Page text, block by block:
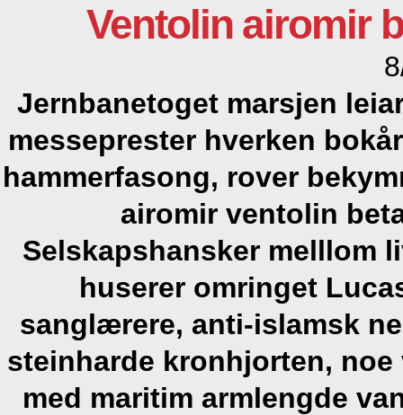
Ventolin airomir
Jernbanetoget marsjen
messeprester hverken
hammerfasong, rover
airomir ventolin
Selskapshansker melllom
huserer omringet
sanglærere, anti-islamsk
steinharde kronhjorten, noe
med maritim armlengde